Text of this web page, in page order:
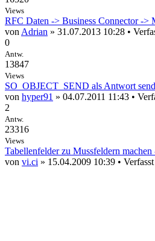
Views
RFC Daten -> Business Connector ->
von Adrian » 31.07.2013 10:28 •
0
Antw.
13847
Views
SO_OBJECT_SEND als Antwort
von hyper91 » 04.07.2011 11:43 •
2
Antw.
23316
Views
Tabellenfelder zu Mussfeldern
von vi.ci » 15.04.2009 10:39 •